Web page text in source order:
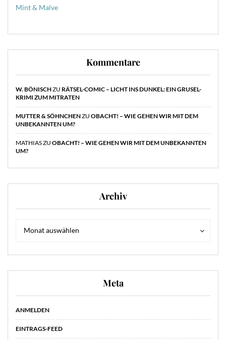
Mint & Malve
Kommentare
W. BÖNISCHZU RÄTSEL-COMIC – LICHT INS DUNKEL: EIN GRUSEL-
KRIMI ZUM MITRATEN
MUTTER & SÖHNCHENZU OBACHT! – WIE GEHEN WIR MIT DEM
UNBEKANNTEN UM?
MATHIASZU OBACHT! – WIE GEHEN WIR MIT DEM UNBEKANNTEN
UM?
Archiv
Monat auswählen
Meta
ANMELDEN
EINTRAGS-FEED